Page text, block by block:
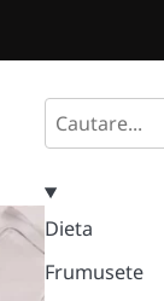
Search
Dieta
Frumusete